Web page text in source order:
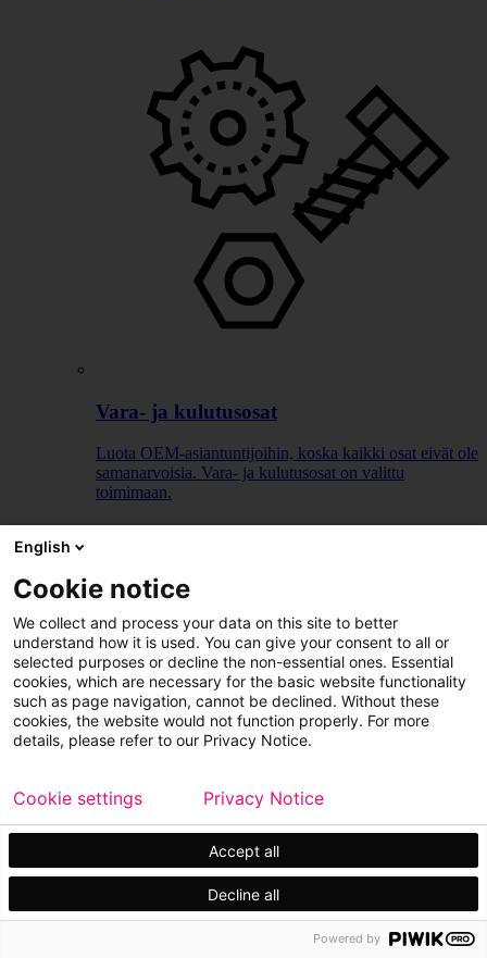
Vara- ja kulutusosat
Luota OEM-asiantuntijoihin, koska kaikki osat eivät ole
samanarvoisia. Vara- ja kulutusosat on valittu
toimimaan.
English
Cookie notice
We collect and process your data on this site to better
understand how it is used. You can give your consent to all or
selected purposes or decline the non-essential ones. Essential
cookies, which are necessary for the basic website functionality
such as page navigation, cannot be declined. Without these
cookies, the website would not function properly. For more
details, please refer to our Privacy Notice.
Accept all
Decline all
Cookie settings Privacy Notice
Powered by